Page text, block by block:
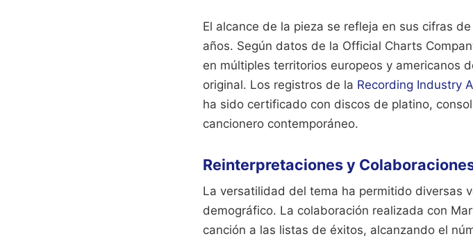
El alcance de la pieza se refleja en sus cifras
años. Según datos de la Official Charts
en múltiples territorios europeos y americanos
original. Los registros de la Recording Industry
ha sido certificado con discos de platino,
cancionero contemporáneo.
Reinterpretaciones y
La versatilidad del tema ha permitido diversas
demográfico. La colaboración realizada con
canción a las listas de éxitos, alcanzando el